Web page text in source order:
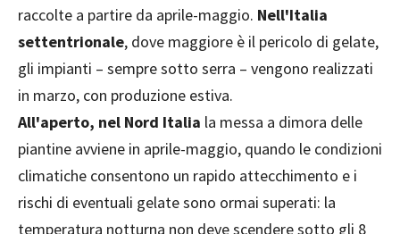
raccolte a partire da aprile-maggio. Nell'Italia
settentrionale, dove maggiore è il pericolo di gelate,
gli impianti – sempre sotto serra – vengono realizzati
in marzo, con produzione estiva.
All'aperto, nel Nord Italia la messa a dimora delle
piantine avviene in aprile-maggio, quando le condizioni
climatiche consentono un rapido attecchimento e i
rischi di eventuali gelate sono ormai superati: la
temperatura notturna non deve scendere sotto gli 8